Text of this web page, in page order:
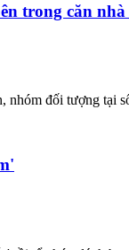
trong căn nhà
nhóm đối tượng tại